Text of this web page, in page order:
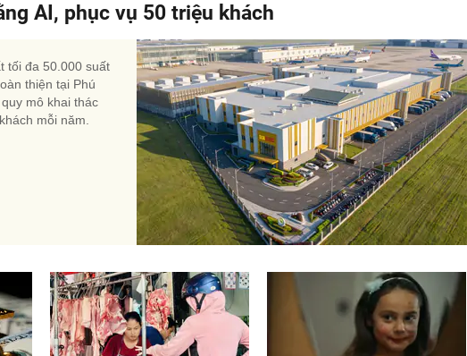
AI, phục vụ 50 triệu khách
tối đa 50.000 suất
thiện tại Phú
mô khai thác
mỗi năm.